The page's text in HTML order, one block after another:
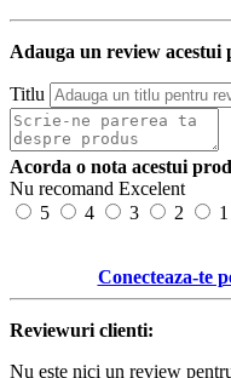
Adauga un review acestui
Titlu
Acorda o nota acestui
Nu recomand Excelent
5
4 3 2 1
Conecteaza-te
Reviewuri clienti:
Nu este nici un review